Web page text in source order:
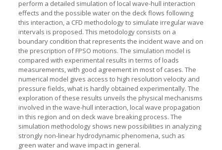
perform a detailed simulation of local wave-hull interaction
effects and the possible water on the deck flows following
this interaction, a CFD methodology to simulate irregular wave
intervals is proposed. This metodology consists on a
boundary condition that represents the incident wave and on
the prescription of FPSO motions. The simulation model is
compared with experimental results in terms of loads
measurements, with good agreement in most of cases. The
numerical model gives access to high resolution velocity and
pressure fields, what is hardly obtained experimentally. The
exploration of these results unveils the physical mechanisms
involved in the wave-hull interaction, local wave propagation
in this region and on deck wave breaking process. The
simulation methodology shows new possibilities in analyzing
strongly non-linear hydrodynamic phenomena, such as
green water and wave impact in general.